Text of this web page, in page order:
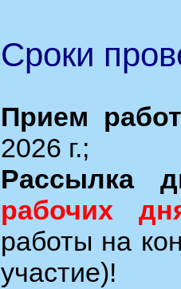
Сроки
Прием
2026 г.;
Рассылка
рабочих
работы на
участие)!